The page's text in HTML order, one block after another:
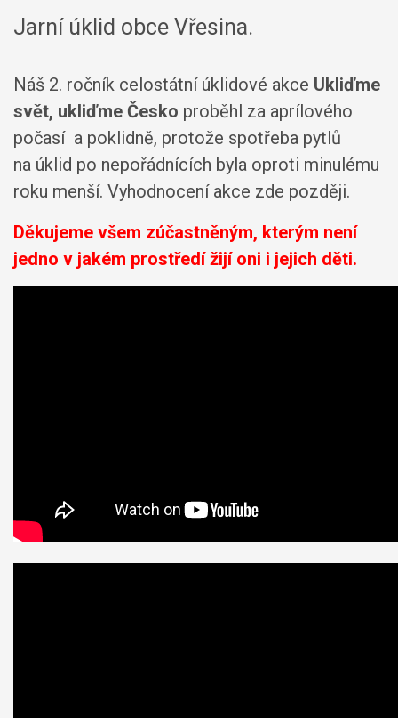
Jarní úklid obce Vřesina.
Náš 2. ročník celostátní úklidové akce Ukliďme
svět, ukliďme Česko proběhl za aprílového
počasí a poklidně, protože spotřeba pytlů
na úklid po nepořádnících byla oproti minulému
roku menší. Vyhodnocení akce zde později.
Děkujeme všem zúčastněným, kterým není
jedno v jakém prostředí žijí oni i jejich děti.